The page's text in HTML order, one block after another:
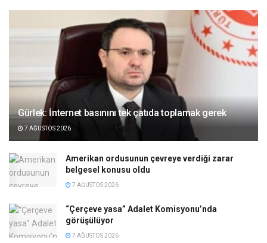
Gürlek: İnternet basınını tek çatıda toplamak gerek
7 AĞUSTOS 2026
Amerikan ordusunun çevreye verdiği zarar
belgesel konusu oldu
7 AĞUSTOS 2026
“Çerçeve yasa” Adalet Komisyonu’nda
görüşülüyor
7 AĞUSTOS 2026